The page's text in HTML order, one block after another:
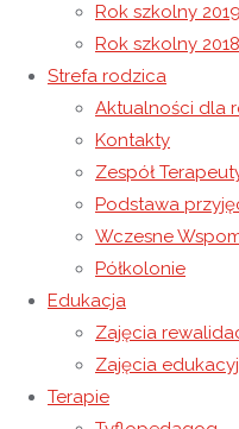
Rok szkolny
Rok szkolny
Strefa rodzica
Aktualności dla
Kontakty
Zespół
Podstawa
Wczesne
Półkolonie
Edukacja
Zajęcia
Zajęcia
Terapie
02.05.2021
Oświadczenia rodziców,
16.05.2021
29 kwietnia 202129 kwietnia
Przed nami Majówka,
Święto Pracy, 2 maja –
3 maja – Rocznica
Wiedza o kraju, w
dlatego nasi Podopieczni
jakie barwy ma nasza